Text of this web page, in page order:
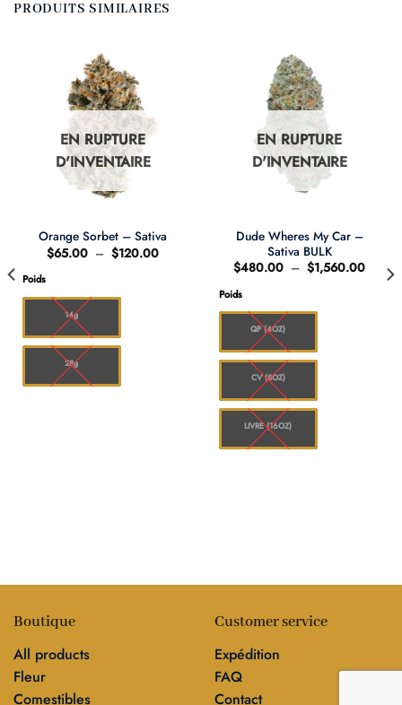
PRODUITS SIMILAIRES
EN RUPTURE
D'INVENTAIRE
Orange Sorbet – Sativa
$65.00 – $120.00Plage
Poids
14g
28g
EN RUPTURE
D'INVENTAIRE
Dude Wheres My Car –
Sativa BULK
$480.00 – $1,560.00Plage
Poids
QP (4OZ)
CV (8OZ)
LIVRE (16OZ)
Boutique
All products
Fleur
Comestibles
Customer service
Expédition
FAQ
Contact